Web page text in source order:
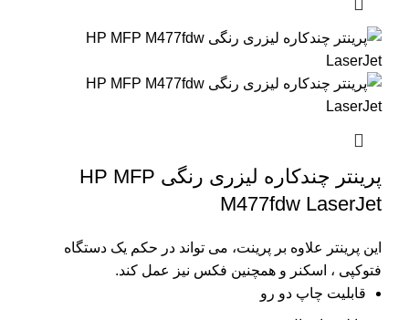
پرینتر چندکاره لیزری رنگی HP MFP
M477fdw LaserJet
این پرینتر علاوه بر پرینت، می تواند در حکم یک دستگاه
فتوکپی ، اسکنر و همچنین فکس نیز عمل کند.
قابلیت چاپ دو رو